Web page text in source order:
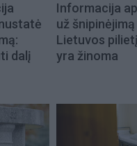
dalį
Informacija
už
Lietuvos
yra žinoma